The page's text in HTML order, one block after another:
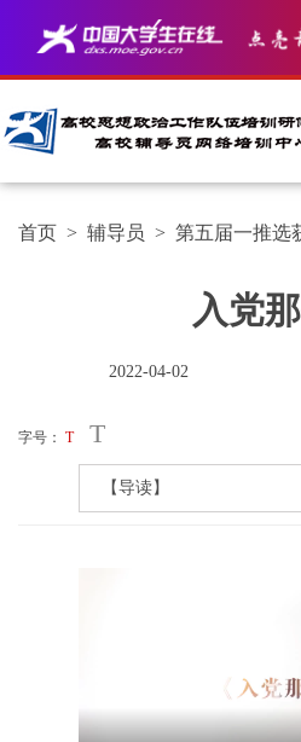
首页 > 辅导员 > 第五届一推选
入党
2022-04-02
字号： T T
【导读】